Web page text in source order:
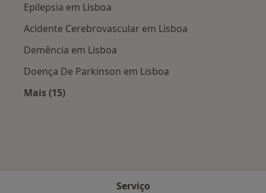
Epilepsia em Lisboa
Acidente Cerebrovascular em Lisboa
Demência em Lisboa
Doença De Parkinson em Lisboa
Mais (15)
Serviço